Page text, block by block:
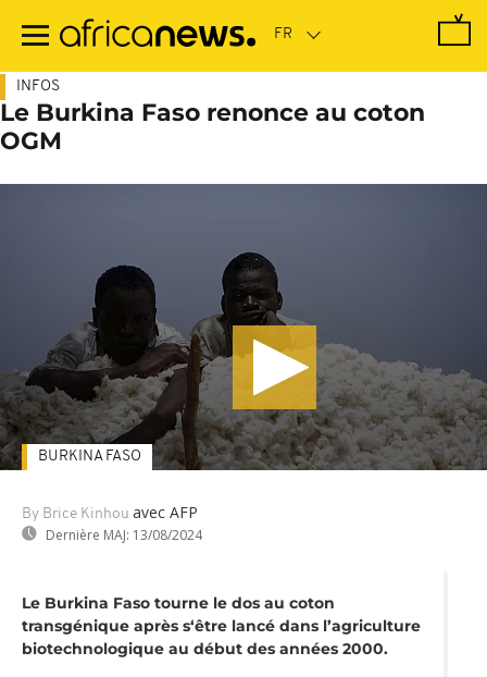
contenu
INFOS
Le Burkina Faso renonce au coton
OGM
By Brice Kinhou avec AFP
Dernière MAJ: 13/08/2024
BURKINA FASO
Le Burkina Faso tourne le dos au coton
transgénique après s‘être lancé dans l’agriculture
biotechnologique au début des années 2000.